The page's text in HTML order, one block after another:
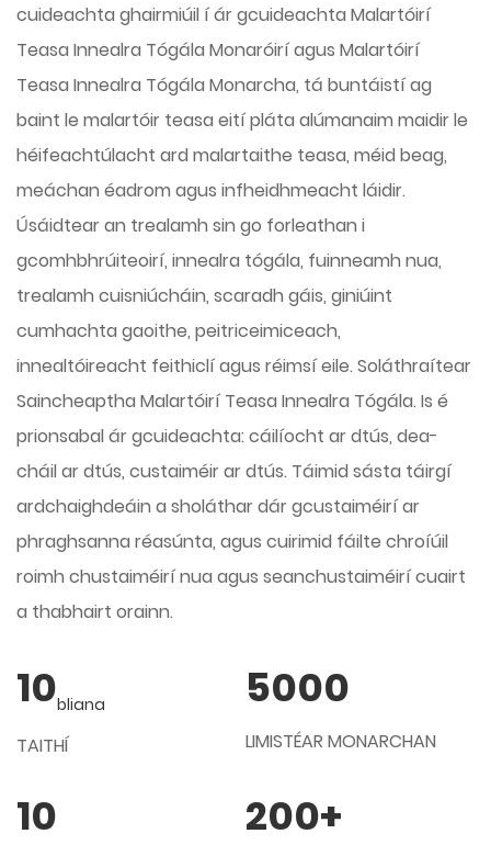
cuideachta ghairmiúil í ár gcuideachta Malartóirí
Teasa Innealra Tógála Monaróiríagus Malartóirí
Teasa Innealra Tógála Monarcha, tá buntáistí ag
baint le malartóir teasa eití pláta alúmanaim maidir le
héifeachtúlacht ard malartaithe teasa, méid beag,
meáchan éadrom agus infheidhmeacht láidir.
Úsáidtear an trealamh sin go forleathan i
gcomhbhrúiteoirí, innealra tógála, fuinneamh nua,
trealamh cuisniúcháin, scaradh gáis, giniúint
cumhachta gaoithe, peitriceimiceach,
innealtóireacht feithiclí agus réimsí eile. Soláthraítear
Saincheaptha Malartóirí Teasa Innealra Tógála. Is é
prionsabal ár gcuideachta: cáilíocht ar dtús, dea-
cháil ar dtús, custaiméir ar dtús. Táimid sásta táirgí
ardchaighdeáin a sholáthar dár gcustaiméirí ar
phraghsanna réasúnta, agus cuirimid fáilte chroíúil
roimh chustaiméirí nua agus seanchustaiméirí cuairt
a thabhairt orainn.
10bliana
TAITHÍ
5000
LIMISTÉAR MONARCHAN
10 200+